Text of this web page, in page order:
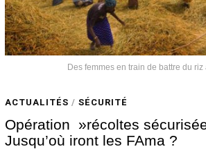
Des femmes en train de battre du riz
ACTUALITÉS / SÉCURITÉ
Opération »récoltes
Jusqu’où iront les FAma ?